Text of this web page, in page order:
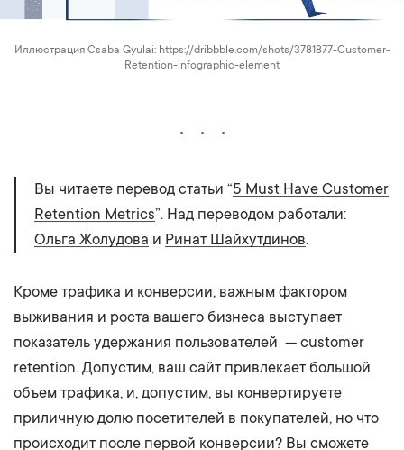
Иллюстрация Csaba Gyulai: https://dribbble.com/shots/3781877-Customer-
Retention-infographic-element
Вы читаете перевод статьи “5 Must Have Customer
Retention Metrics”. Над переводом работали:
Ольга Жолудова и Ринат Шайхутдинов.
Кроме трафика и конверсии, важным фактором
выживания и роста вашего бизнеса выступает
показатель удержания пользователей — customer
retention. Допустим, ваш сайт привлекает большой
объем трафика, и, допустим, вы конвертируете
приличную долю посетителей в покупателей, но что
происходит после первой конверсии? Вы сможете